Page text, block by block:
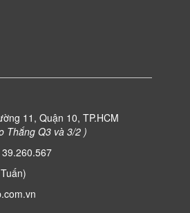
11, Quận 10, TP.HCM
Thắng Q3 và 3/2 )